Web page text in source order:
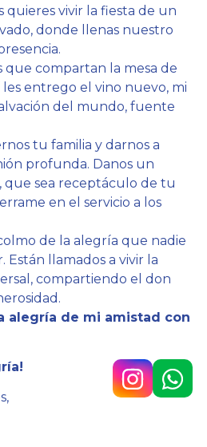
vivir la fiesta de un
donde llenas nuestro
que compartan la mesa de
les entrego el vino nuevo, mi
del mundo, fuente
tu familia y darnos a
profunda. Danos un
que sea receptáculo de tu
en el servicio a los
de la alegría que nadie
Están llamados a vivir la
compartiendo el don
alegría de mi amistad con